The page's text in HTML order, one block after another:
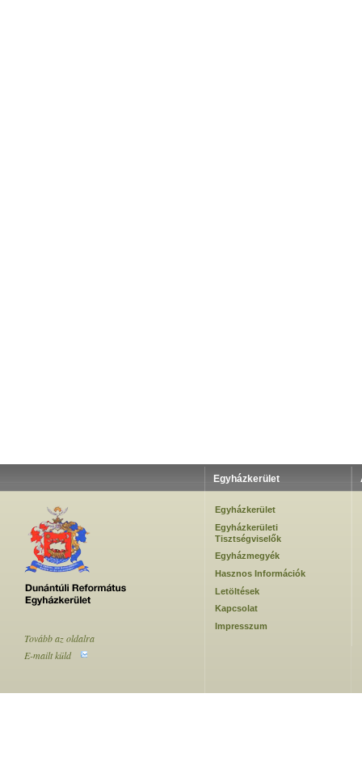
Egyházkerület
Egyházkerület
Egyházkerületi
Tisztségviselők
Egyházmegyék
Hasznos Információk
Letöltések
Kapcsolat
Impresszum
Tovább az oldalra
E-mailt küld